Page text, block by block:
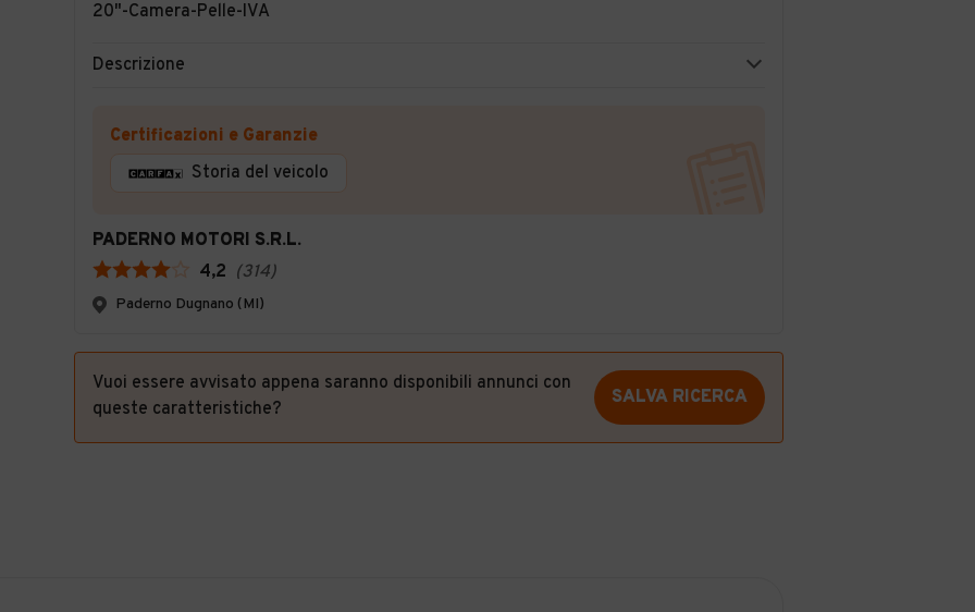
20"-Camera-Pelle-IVA
Descrizione
Certificazioni e Garanzie
Storia del veicolo
PADERNO MOTORI S.R.L.
4,2 (314)
Paderno Dugnano (MI)
Vuoi essere avvisato appena saranno disponibili annunci con
queste caratteristiche?
SALVA RICERCA